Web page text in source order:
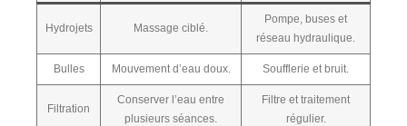
Hydrojets Massage ciblé.
Pompe, buses et
réseau hydraulique.
Bulles Mouvement d’eau doux. Soufflerie et bruit.
Filtration
Conserver l’eau entre
plusieurs séances.
Filtre et traitement
régulier.